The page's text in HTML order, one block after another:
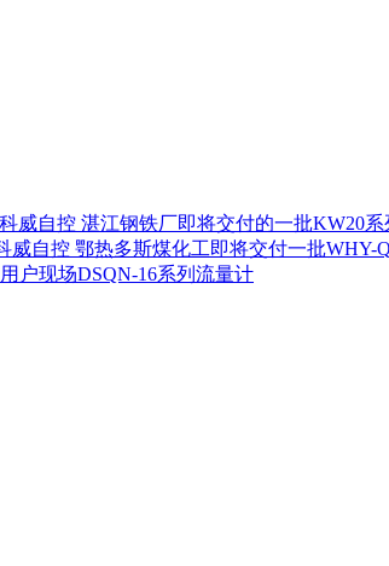
湛江钢铁厂即将交付的一批KW20
鄂热多斯煤化工即将交付一批WHY-
户现场DSQN-16系列流量计